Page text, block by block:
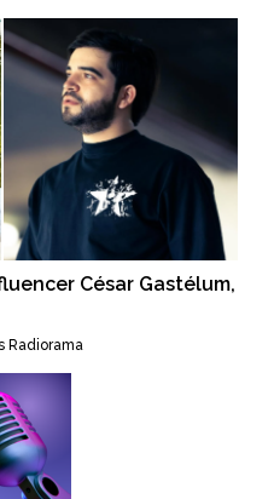
César Gastélum,
Radiorama